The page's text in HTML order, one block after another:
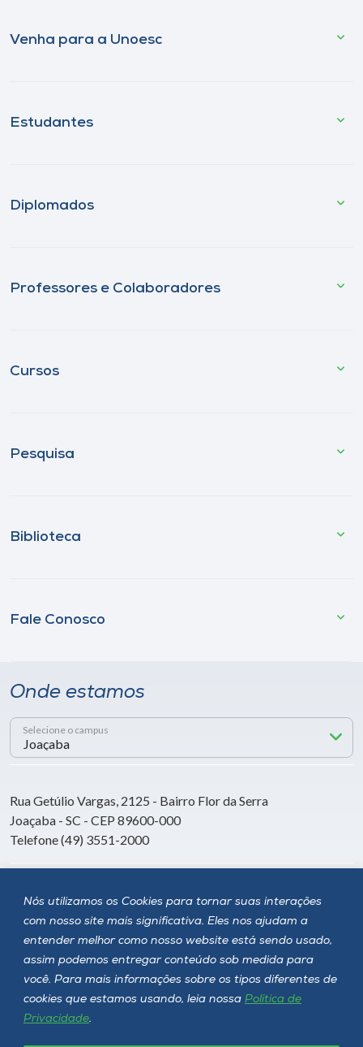
Nós utilizamos os Cookies para tornar suas interações
com nosso site mais significativa. Eles nos ajudam a
entender melhor como nosso website está sendo usado,
assim podemos entregar conteúdo sob medida para
você. Para mais informações sobre os tipos diferentes de
cookies que estamos usando, leia nossa Política de
Privacidade.
Venha para a Unoesc
Estudantes
Diplomados
Professores e Colaboradores
Cursos
Pesquisa
Biblioteca
Fale Conosco
Onde estamos
Selecione o campus
Rua Getúlio Vargas, 2125 - Bairro Flor da Serra
Joaçaba - SC - CEP 89600-000
Telefone (49) 3551-2000
Siga a Unoesc